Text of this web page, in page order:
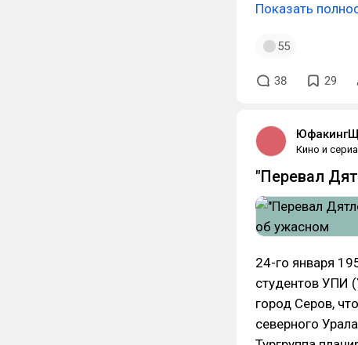
Показать
55
38 29
Кино и
"Перевал
24-го января
студентов УПИ
город Серов,
северного